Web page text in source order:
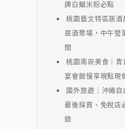
牌白鯧米粉必點
桃園藝文特區居
居酒聚場，中午營
間
桃園南崁美食｜
宴會館慢享現點現
國外旅遊｜沖繩
最後採買、免稅店
錄